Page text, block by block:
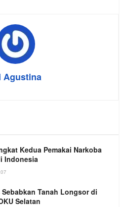
Agustina
Kedua Pemakai Narkoba
Indonesia
Sebabkan Tanah Longsor di
Selatan